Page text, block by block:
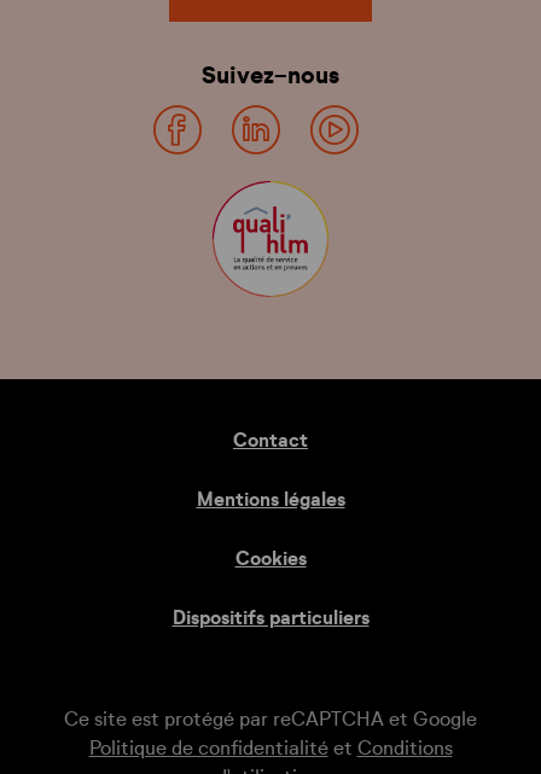
Suivez-nous
Contact
Mentions légales
Cookies
Dispositifs particuliers
Ce site est protégé par reCAPTCHA et Google
Politique de confidentialitéet Conditions